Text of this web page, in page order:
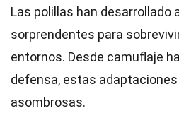
Las polillas han desarrollado
sorprendentes para
entornos. Desde camuflaje
defensa, estas
asombrosas.